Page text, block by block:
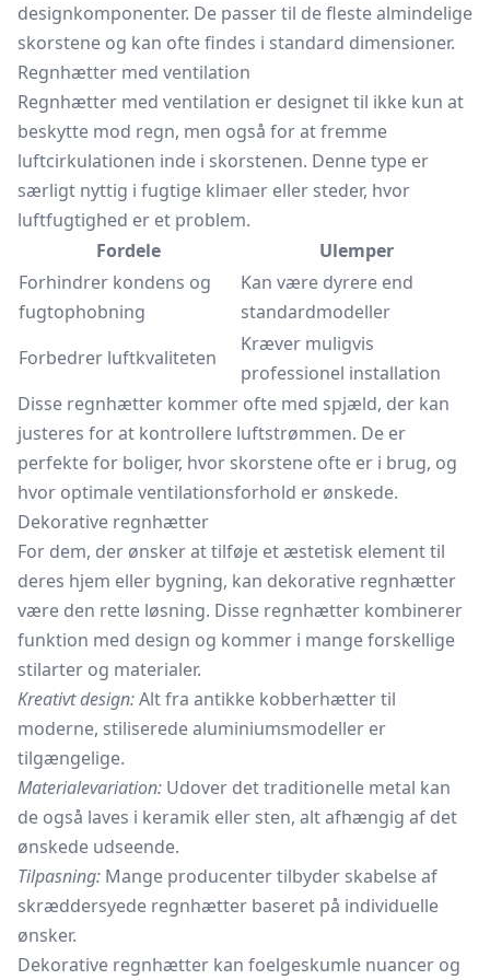
designkomponenter. De passer til de fleste almindelige
skorstene og kan ofte findes i standard dimensioner.
Regnhætter med ventilation
Regnhætter med ventilation er designet til ikke kun at
beskytte mod regn, men også for at fremme
luftcirkulationen inde i skorstenen. Denne type er
særligt nyttig i fugtige klimaer eller steder, hvor
luftfugtighed er et problem.
Fordele
Ulemper
Forhindrer kondens og
fugtophobning
Kan være dyrere end
standardmodeller
Forbedrer luftkvaliteten
Kræver muligvis
professionel installation
Disse regnhætter kommer ofte med spjæld, der kan
justeres for at kontrollere luftstrømmen. De er
perfekte for boliger, hvor skorstene ofte er i brug, og
hvor optimale ventilationsforhold er ønskede.
Dekorative regnhætter
For dem, der ønsker at tilføje et æstetisk element til
deres hjem eller bygning, kan dekorative regnhætter
være den rette løsning. Disse regnhætter kombinerer
funktion med design og kommer i mange forskellige
stilarter og materialer.
Kreativt design:Alt fra antikke kobberhætter til
moderne, stiliserede aluminiumsmodeller er
tilgængelige.
Materialevariation: Udover det traditionelle metal kan
de også laves i keramik eller sten, alt afhængig af det
ønskede udseende.
Tilpasning: Mange producenter tilbyder skabelse af
skræddersyede regnhætter baseret på individuelle
ønsker.
Dekorative regnhætter kan foelgeskumle nuancer og